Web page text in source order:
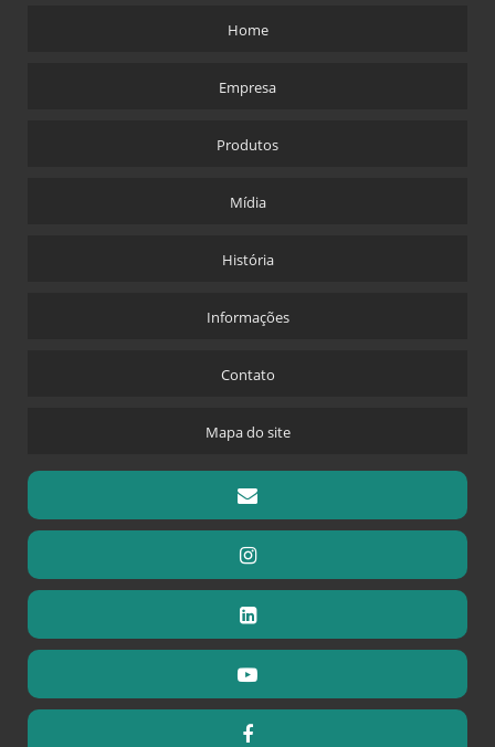
Home
Empresa
Produtos
Mídia
História
Informações
Contato
Mapa do site